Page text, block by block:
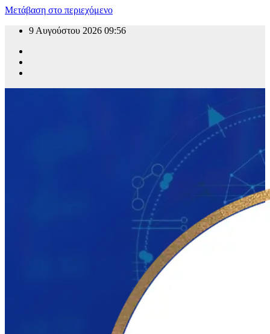
Μετάβαση στο περιεχόμενο
9 Αυγούστου 2026 09:56